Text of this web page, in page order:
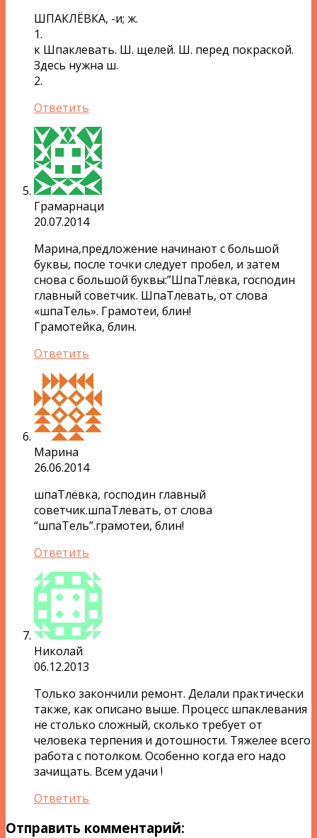
ШПАКЛЁВКА, -и; ж.
1.
к Шпаклевать. Ш. щелей. Ш. перед покраской.
Здесь нужна ш.
2.
Ответить
Грамарнаци
20.07.2014
Марина,предложение начинают с большой
буквы, после точки следует пробел, и затем
снова с большой буквы:”ШпаТлёвка, господин
главный советчик. ШпаТлевать, от слова
«шпаТель». Грамотеи, блин!
Грамотейка, блин.
Ответить
Марина
26.06.2014
шпаТлёвка, господин главный
советчик.шпаТлевать, от слова
“шпаТель”.грамотеи, блин!
Ответить
Николай
06.12.2013
Только закончили ремонт. Делали практически
также, как описано выше. Процесс шпаклевания
не столько сложный, сколько требует от
человека терпения и дотошности. Тяжелее всего
работа с потолком. Особенно когда его надо
зачищать. Всем удачи !
Ответить
Отправить комментарий: